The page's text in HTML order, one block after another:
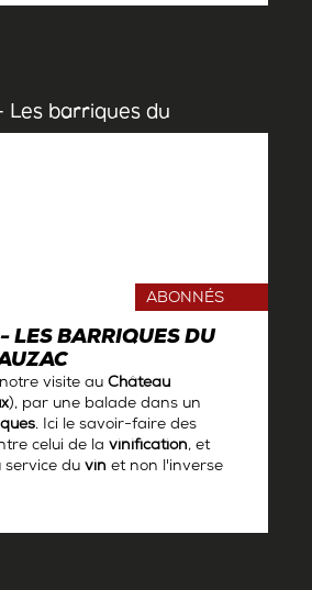
LES BARRIQUES DU
ABONNÉS
visite auChâteau
), par une balade dans un
. Ici le savoir-faire des
celui de lavinification, et
service duvin et non l'inverse